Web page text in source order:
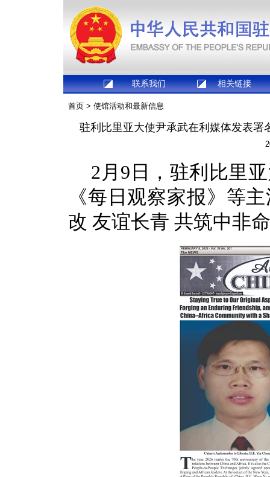
联系我们 相关链接
首页 > 使馆活动和最新信息
驻利比里亚大使尹承武在利媒体发表
2月9日，驻利比里
《每日观察家报》等
改 友谊长青 共筑中非